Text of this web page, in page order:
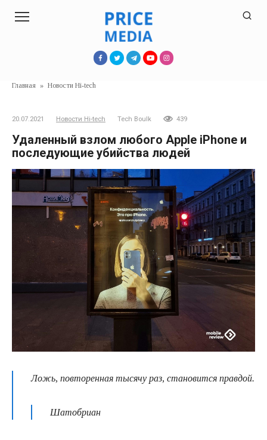
Главная » Новости Hi-tech
20.07.2021 Новости Hi-tech Tech Boulk 439
Удаленный взлом любого Apple iPhone и
последующие убийства людей
Ложь, повторенная тысячу раз, становится правдой.
Шатобриан